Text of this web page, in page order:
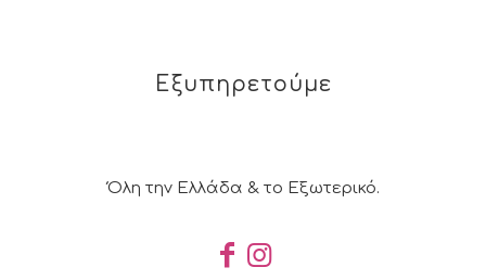
Εξυπηρετούμε
Όλη την Ελλάδα & το Εξωτερικό.